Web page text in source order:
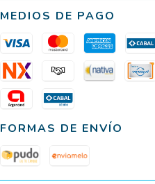
MEDIOS DE PAGO
FORMAS DE ENVÍO